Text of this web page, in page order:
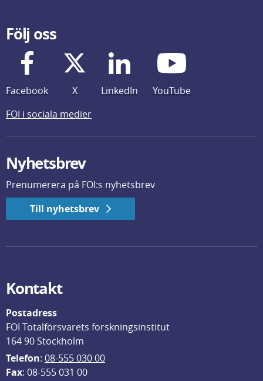
Följ oss
Facebook X LinkedIn
YouTube
FOI i sociala medier
Nyhetsbrev
Prenumerera på FOI:s nyhetsbrev
Till nyhetsbrev
Kontakt
Postadress
FOI Totalförsvarets forskningsinstitut
164 90 Stockholm
Telefon: 08-555 030 00
Fax: 08-555 031 00